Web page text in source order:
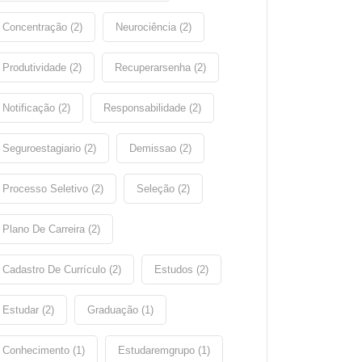
Concentração (2) Neurociência (2)
Produtividade (2) Recuperarsenha (2)
Notificação (2) Responsabilidade (2)
Seguroestagiario (2) Demissao (2)
Processo Seletivo (2) Seleção (2)
Plano De Carreira (2)
Cadastro De Currículo (2) Estudos (2)
Estudar (2) Graduação (1)
Conhecimento (1) Estudaremgrupo (1)